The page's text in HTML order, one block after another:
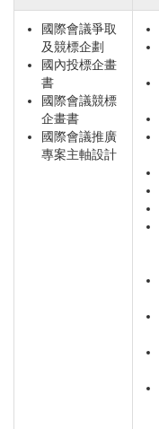
國際會議爭取
及競標企劃
國內投標企畫
書
國際會議競標
企畫書
國際會議推廣
專案主軸設計